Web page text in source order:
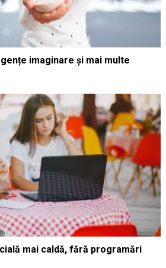
imaginare și mai multe
mai caldă, fără programări